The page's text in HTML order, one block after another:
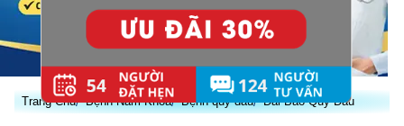
Trang Chủ Bệnh Nam Khoa Bệnh quy đầu Dài Bao Quy Đầu